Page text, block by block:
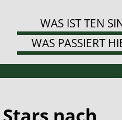
WAS IST TEN
WAS PASSIERT